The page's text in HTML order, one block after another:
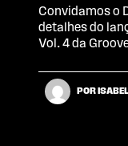
Convidamos o
detalhes do
Vol. 4 da
POR